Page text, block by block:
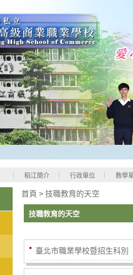
稻江簡介 行政單位 教學
首頁 > 技職教育的天空
技職教育的天空
臺北市職業學校暨招生科別